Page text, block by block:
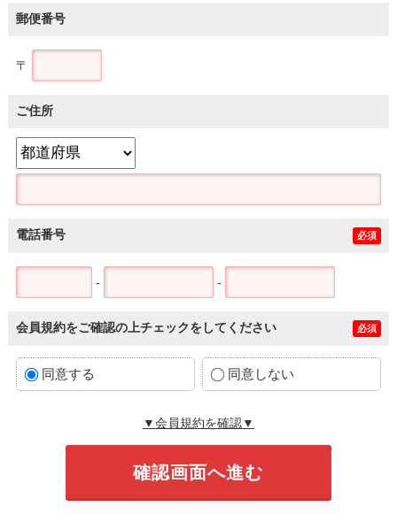
郵便番号
〒
ご住所
電話番号 必須
- -
会員規約をご確認の上チェックをしてください 必須
同意する 同意しない
▼会員規約を確認▼